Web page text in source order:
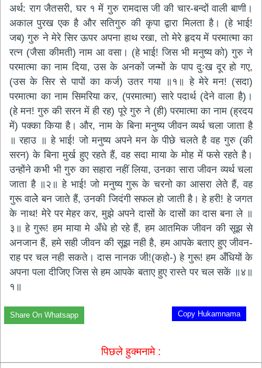
अर्थ: राग जैतसरी, घर १ में गुरु रामदास जी की चार-बन्दों वाली बाणी।
अकाल पुरख एक है और सतिगुरु की कृपा द्वारा मिलता है। (हे भाई!
जब) गुरु ने मेरे सिर ऊपर अपना हाथ रखा, तो मेरे हृदय में परमात्मा का
रत्न (जैसा कीमती) नाम आ वसा। (हे भाई! जिस भी मनुष्य को) गुरु ने
परमात्मा का नाम दिया, उस के अनकों जन्मों के पाप दुःख दूर हो गए,
(उस के सिर से पापों का कर्ज) उतर गया ॥१॥ हे मेरे मन! (सदा)
परमात्मा का नाम सिमरिया कर, (परमात्मा) सारे पदार्थ (देने वाला है)।
(हे मन! गुरु की सरन में ही रह) पूरे गुरु ने (ही) परमात्मा का नाम (ह्रदय
में) पक्का किया है। और, नाम के बिना मनुष्य जीवन व्यर्थ चला जाता है
॥ रहाउ ॥ हे भाई! जो मनुष्य अपने मन के पीछे चलते है वह गुरु (की
सरन) के बिना मुर्ख हुए रहते हैं, वह सदा माया के मोह में फसे रहते है।
उन्होंने कभी भी गुरु का सहारा नहीं लिया, उनका सारा जीवन व्यर्थ चला
जाता है ॥२॥ हे भाई! जो मनुष्य गुरू के चरनो का आसरा लेते हैं, वह
गुरू वालेे बन जाते हैं, उनकी जिदंगी सफल हो जाती है। हे हरी! हे जगत
के नाथ! मेरे पर मेहर कर, मुझे अपने दासों के दासों का दास बना ले ॥
३॥ हे गुरू! हम माया मे अँधे हो रहे हैं, हम आतमिक जीवन की सूझ से
अनजान हैं, हमे सही जीवन की सूझ नही है, हम आपके बताए हुए जीवन-
राह पर चल नही सकते। दास नानक जी!(कहो-) हे गुरू! हम अँधियों के
अपना पला दीजिए जिस से हम आपके बताए हुए रास्ते पर चल सकें ॥४॥
१॥
Copy Hukamnama
Share On Whatsapp
पिछले हुक्मनामे :